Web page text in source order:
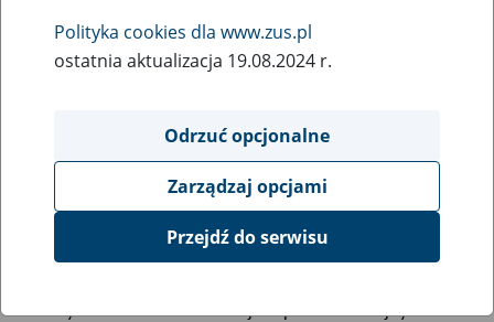
będziemy ustalać podstawę wymiaru Twojej renty.
Jeśli spełniasz oba poniższe warunki:
Twoja niezdolność do pracy powstała, zanim
Polityka cookies dla www.zus.pl
ostatnia aktualizacja 19.08.2024 r.
Odrzuć opcjonalne
Zarządzaj opcjami
Przejdź do serwisu